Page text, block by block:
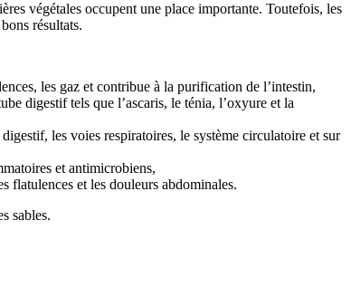
végétales occupent une place importante. Toutefois, les
résultats.
les gaz et contribue à la purification de l’intestin,
digestif tels que l’ascaris, le ténia, l’oxyure et la
les voies respiratoires, le système circulatoire et sur
et antimicrobiens,
flatulences et les douleurs abdominales.
sables.